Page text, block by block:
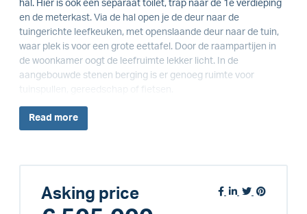
hal. Hier is ook een separaat toilet, trap naar de 1e verdieping
en de meterkast. Via de hal open je de deur naar de
tuingerichte leefkeuken, met openslaande deur naar de tuin,
waar plek is voor een grote eettafel. Door de raampartijen in
de woonkamer oogt de leefruimte lekker licht. In de
aangebouwde stenen berging is er genoeg ruimte voor
Read more
Asking price